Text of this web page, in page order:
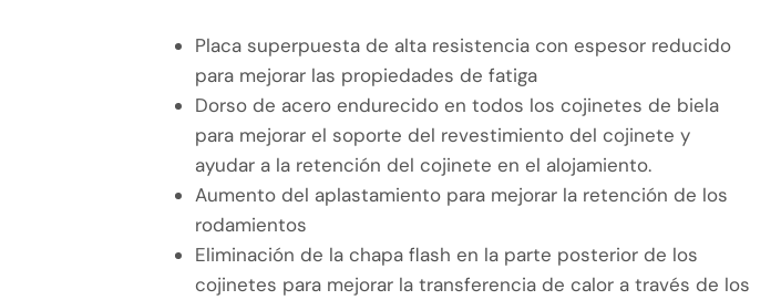
Placa superpuesta de alta resistencia con espesor reducido
para mejorar las propiedades de fatiga
Dorso de acero endurecido en todos los cojinetes de biela
para mejorar el soporte del revestimiento del cojinete y
ayudar a la retención del cojinete en el alojamiento.
Aumento del aplastamiento para mejorar la retención de los
rodamientos
Eliminación de la chapa flash en la parte posterior de los
cojinetes para mejorar la transferencia de calor a través de los